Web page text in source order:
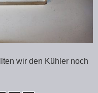
wir den Kühler noch